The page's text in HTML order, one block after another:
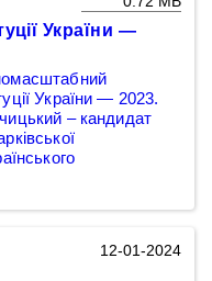
України —
України — 2023.
– кандидат
12-01-2024